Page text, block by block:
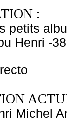
:
petits
Henri -
Michel